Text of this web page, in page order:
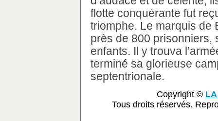
flotte conquérante fut
triomphe. Le marquis de
près de 800 prisonniers,
enfants. Il y trouva
terminé sa glorieuse
septentrionale.
Copyright ©
Tous droits réservés.